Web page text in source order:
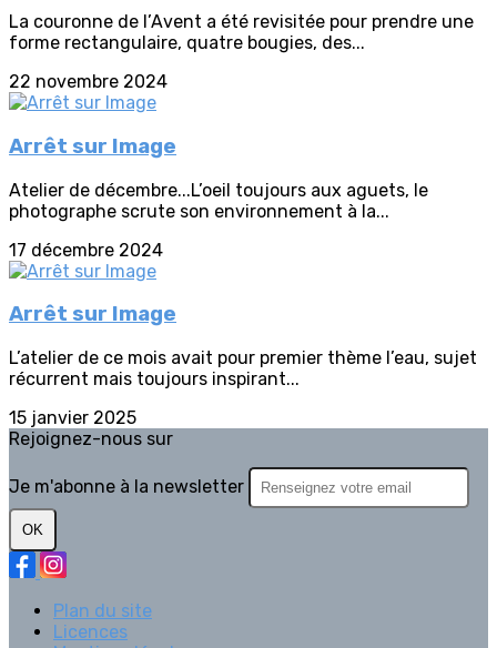
La couronne de l’Avent a été revisitée pour prendre une
forme rectangulaire, quatre bougies, des...
22 novembre 2024
Arrêt sur Image
Atelier de décembre...L’oeil toujours aux aguets, le
photographe scrute son environnement à la...
17 décembre 2024
Arrêt sur Image
L’atelier de ce mois avait pour premier thème l’eau, sujet
récurrent mais toujours inspirant...
15 janvier 2025
Rejoignez-nous sur
Je m'abonne à la newsletter
OK
Plan du site
Licences